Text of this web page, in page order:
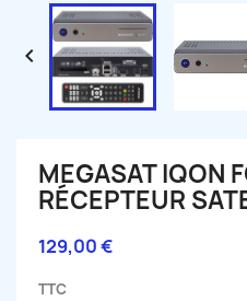

MEGASAT IQON
RÉCEPTEUR
129,00 €
TTC